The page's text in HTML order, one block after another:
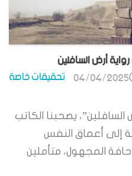
أرض السافلين
تحقيقات خاصة 04/04/2025
السافلين”، يصحبنا الكاتب
إلى أعماق النفس
المجهول، متأملين